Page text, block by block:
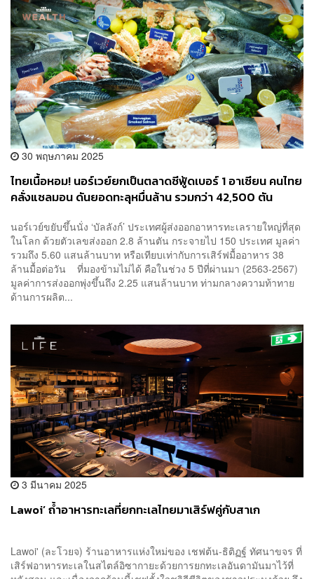
30 พฤษภาคม 2025
ไทยเนื้อหอม! นอร์เวย์ยกเป็นตลาดซีฟู้ดเบอร์ 1 อาเซียน คนไทย
คลั่งแซลมอน ดันยอดทะลุหมื่นล้าน รวมกว่า 42,500 ตัน
นอร์เวย์ขยับขึ้นนั่ง ‘บัลลังก์’ ประเทศผู้ส่งออกอาหารทะเลรายใหญ่ที่สุด
ในโลก ด้วยตัวเลขส่งออก 2.8 ล้านตัน กระจายไป 150 ประเทศ มูลค่า
รวมถึง 5.60 แสนล้านบาท หรือเทียบเท่ากับการเสิร์ฟมื้ออาหาร 38
ล้านมื้อต่อวัน ที่มองข้ามไม่ได้ คือในช่วง 5 ปีที่ผ่านมา (2563-2567)
มูลค่าการส่งออกพุ่งขึ้นถึง 2.25 แสนล้านบาท ท่ามกลางความท้าทาย
ด้านการผลิต...
3 มีนาคม 2025
Lawoi’ ถ้ำอาหารทะเลที่ยกทะเลไทยมาเสิร์ฟคู่กับสาเก
Lawoi' (ละโวยจ) ร้านอาหารแห่งใหม่ของ เชฟต้น-ธิติฏฐ์ ทัศนาขจร ที่
เสิร์ฟอาหารทะเลในสไตล์อิซากายะด้วยการยกทะเลอันดามันมาไว้ที่